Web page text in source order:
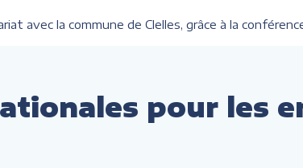
avec la commune de Clelles, grâce à la
pour les